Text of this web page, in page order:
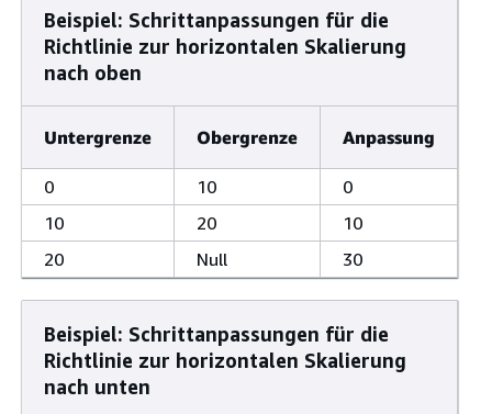
Beispiel: Schrittanpassungen für die
Richtlinie zur horizontalen Skalierung
nach oben
Untergrenze Obergrenze Anpassung
0 10
0
10
20
10
20
Null 30
Beispiel: Schrittanpassungen für die
Richtlinie zur horizontalen Skalierung
nach unten